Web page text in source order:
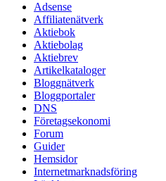
Adsense
Affiliatenätverk
Aktiebok
Aktiebolag
Aktiebrev
Artikelkataloger
Bloggnätverk
Bloggportaler
DNS
Företagsekonomi
Forum
Guider
Hemsidor
Internetmarknadsföring